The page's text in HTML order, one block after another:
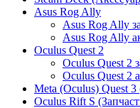
Asus Rog Ally
Asus Rog Ally
Asus Rog Ally
Oculus Quest 2
Oculus Quest 2
Oculus Quest 2
Meta (Oculus) Quest
Oculus Rift S